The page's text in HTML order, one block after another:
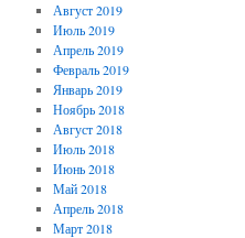
Август 2019
Июль 2019
Апрель 2019
Февраль 2019
Январь 2019
Ноябрь 2018
Август 2018
Июль 2018
Июнь 2018
Май 2018
Апрель 2018
Март 2018